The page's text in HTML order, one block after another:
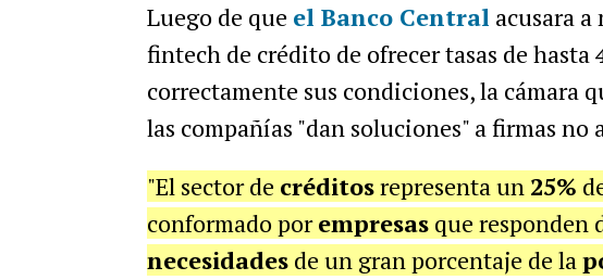
Luego de que el Banco Central acusara a
fintech de crédito de ofrecer tasas de hasta
correctamente sus condiciones, la cámara
las compañías "dan soluciones" a firmas no
"El sector de créditosrepresenta un 25%
conformado porempresasque responden
necesidadesde un gran porcentaje de la